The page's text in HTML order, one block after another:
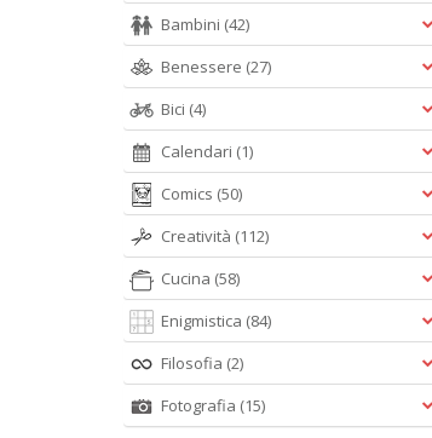
CAMERA SPECIALE N.18
Manuale 2018
Digitale
4.90 €
IL FOTOGRAFO SPECIALE N.5
12.90 €
Digitale
6.90 €
Bambini (42)
Benessere (27)
Bici (4)
Calendari (1)
Comics (50)
Creatività (112)
Cucina (58)
Enigmistica (84)
Filosofia (2)
Fotografia (15)